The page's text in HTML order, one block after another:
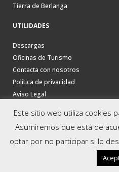
Tierra de Berlanga
UTILIDADES
Descargas
Oficinas de Turismo
Contacta con nosotros
Política de privacidad
Aviso Legal
Este sitio web utiliza cookies
Asumiremos que está de
optar por no participar si lo